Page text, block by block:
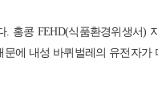
홍콩 FEHD(식품환경위생서)
에 내성 바퀴벌레의 유전자